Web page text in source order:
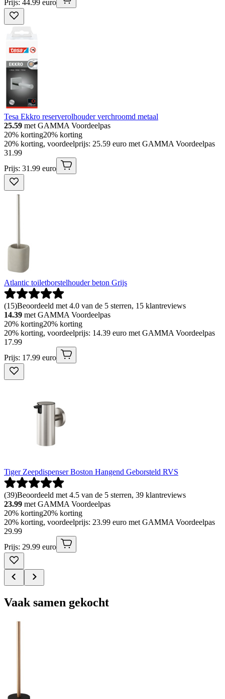
Prijs: 44.99 euro
Tesa Ekkro reserverolhouder verchroomd metaal
25.59 met GAMMA Voordeelpas
20% korting20% korting
20% korting, voordeelprijs: 25.59 euro met GAMMA Voordeelpas
31 .99
Prijs: 31.99 euro
Atlantic toiletborstelhouder beton Grijs
(15)Beoordeeld met 4.0 van de 5 sterren, 15 klantreviews
14.39 met GAMMA Voordeelpas
20% korting20% korting
20% korting, voordeelprijs: 14.39 euro met GAMMA Voordeelpas
17.99
Prijs: 17.99 euro
Tiger Zeepdispenser Boston Hangend Geborsteld RVS
(39)Beoordeeld met 4.5 van de 5 sterren, 39 klantreviews
23.99 met GAMMA Voordeelpas
20% korting20% korting
20% korting, voordeelprijs: 23.99 euro met GAMMA Voordeelpas
29.99
Prijs: 29.99 euro
Vaak samen gekocht